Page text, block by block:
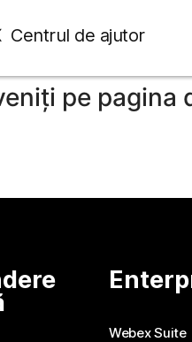
Centrul de ajutor
dar... Se
pe pagina
Webex Suite